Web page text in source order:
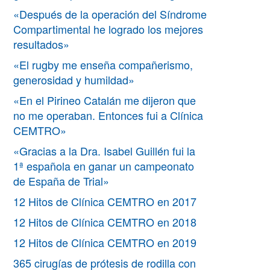
«Después de la operación del Síndrome
Compartimental he logrado los mejores
resultados»
«El rugby me enseña compañerismo,
generosidad y humildad»
«En el Pirineo Catalán me dijeron que
no me operaban. Entonces fui a Clínica
CEMTRO»
«Gracias a la Dra. Isabel Guillén fui la
1ª española en ganar un campeonato
de España de Trial»
12 Hitos de Clínica CEMTRO en 2017
12 Hitos de Clínica CEMTRO en 2018
12 Hitos de Clínica CEMTRO en 2019
365 cirugías de prótesis de rodilla con